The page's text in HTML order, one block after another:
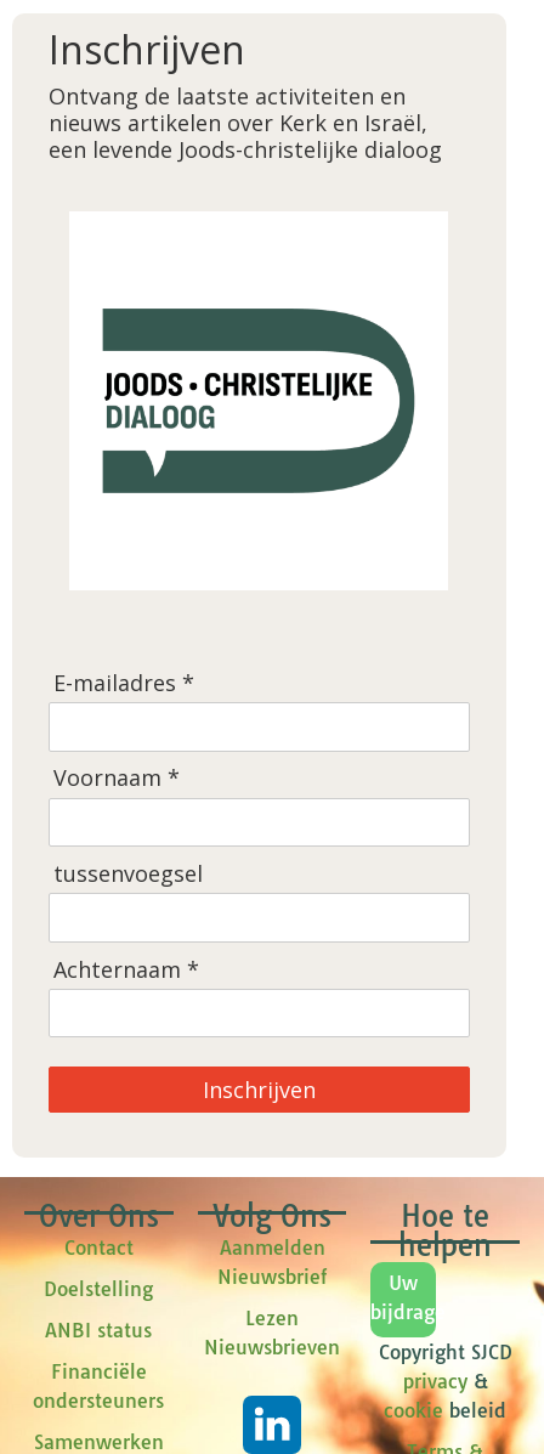
Inschrijven
Ontvang de laatste activiteiten en
nieuws artikelen over Kerk en Israël,
een levende Joods-christelijke dialoog
E-mailadres *
Voornaam *
tussenvoegsel
Achternaam *
Inschrijven
Over Ons
Contact
Doelstelling
ANBI status
Financiële
ondersteuners
Samenwerken
Volg Ons
Aanmelden
Nieuwsbrief
Lezen
Nieuwsbrieven
Hoe te
helpen
Uw
bijdrage
Copyright SJCD
privacy&
cookiebeleid